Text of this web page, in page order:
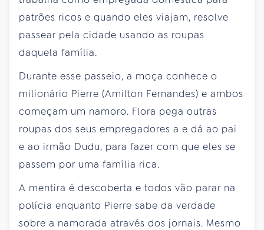
patrões ricos e quando eles viajam, resolve
passear pela cidade usando as roupas
daquela família.
Durante esse passeio, a moça conhece o
milionário Pierre (Amilton Fernandes) e ambos
começam um namoro. Flora pega outras
roupas dos seus empregadores a e dá ao pai
e ao irmão Dudu, para fazer com que eles se
passem por uma família rica.
A mentira é descoberta e todos vão parar na
polícia enquanto Pierre sabe da verdade
sobre a namorada através dos jornais. Mesmo